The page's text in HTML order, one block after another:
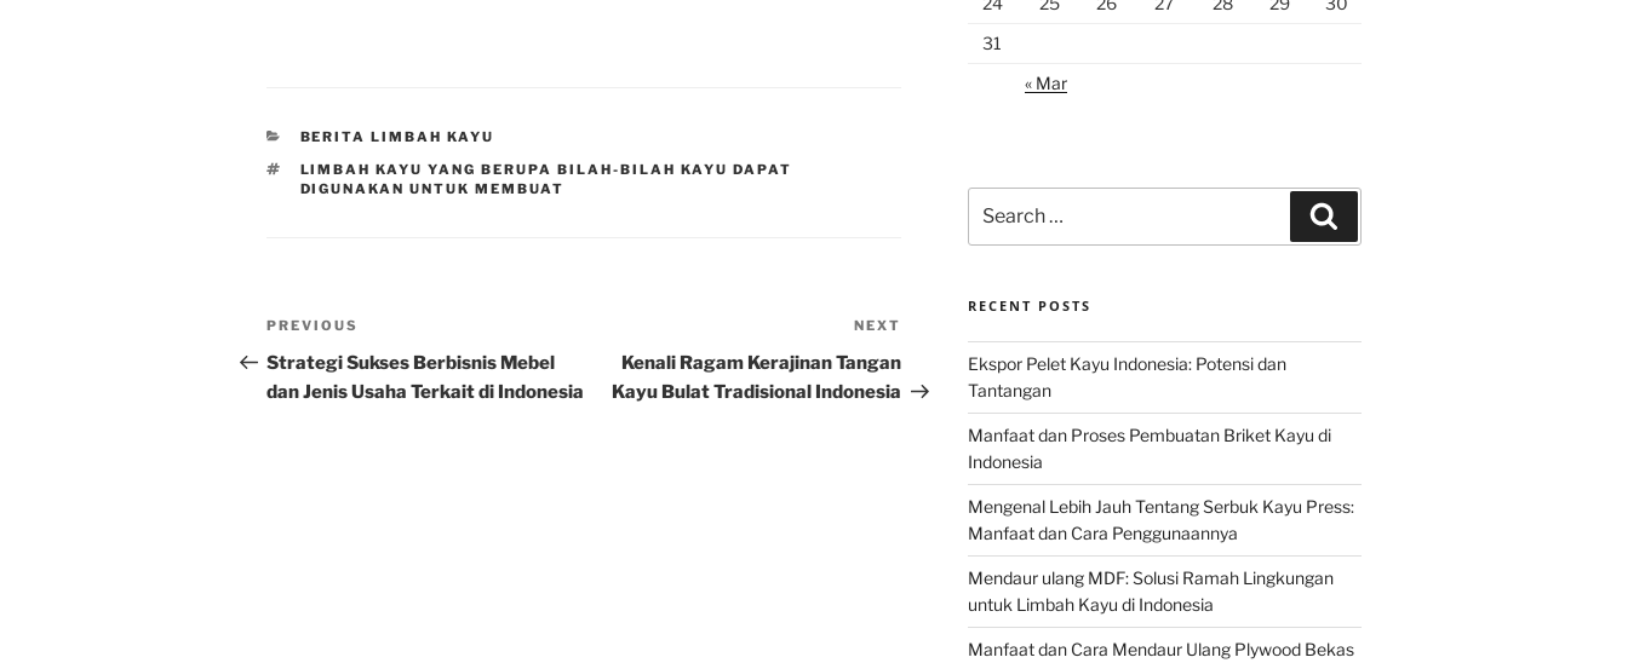
CATEGORIES
BERITA LIMBAH KAYU
TAGS
LIMBAH KAYU YANG BERUPA BILAH-BILAH KAYU DAPAT
DIGUNAKAN UNTUK MEMBUAT
Post
navigation
Previous
Post
PREVIOUS
Strategi Sukses Berbisnis Mebel
dan Jenis Usaha Terkait di Indonesia
Post
NEXT
Kenali Ragam Kerajinan Tangan
Kayu Bulat Tradisional Indonesia
31
« Mar
for:
RECENT POSTS
Ekspor Pelet Kayu Indonesia: Potensi dan
Tantangan
Manfaat dan Proses Pembuatan Briket Kayu di
Indonesia
Mengenal Lebih Jauh Tentang Serbuk Kayu Press:
Manfaat dan Cara Penggunaannya
Mendaur ulang MDF: Solusi Ramah Lingkungan
untuk Limbah Kayu di Indonesia
Manfaat dan Cara Mendaur Ulang Plywood Bekas